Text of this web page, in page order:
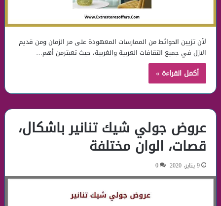
لأن تزيين الحوائط من الممارسات المعهودة على مر الزمان ومن قديم
الازل في جميع الثقافات العربية والغربية، حيث تعبترمن أهم…
أكمل القراءة »
عروض جولي شيك تنانير باشكال،
قصات، الوان مختلفة
9 يناير، 2020 0